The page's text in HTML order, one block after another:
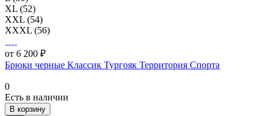
XL (52)
XXL (54)
XXXL (56)
от 6 200 ₽
Брюки черные Классик Тургояк Территория Спорта
0
Есть в наличии
В корзину